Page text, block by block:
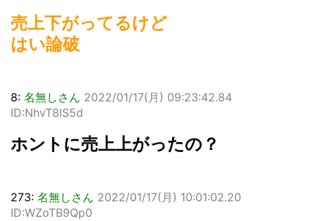
売上下がってるけど
はい論破
8: 名無しさん 2022/01/17(月) 09:23:42.84
ID:NhvT8lS5d
ホントに売上上がったの？
273: 名無しさん 2022/01/17(月) 10:01:02.20
ID:WZoTB9Qp0